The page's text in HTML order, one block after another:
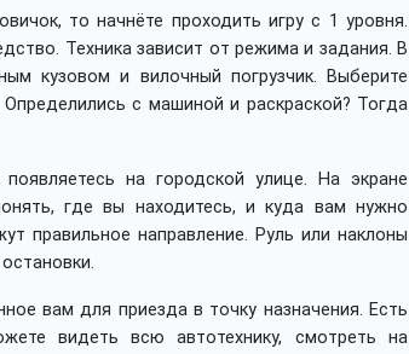
то начнёте проходить игру с 1 уровня.
Техника зависит от режима и задания. В
кузовом и вилочный погрузчик. Выберите
с машиной и раскраской? Тогда
на городской улице. На экране
где вы находитесь, и куда вам нужно
правильное направление. Руль или наклоны
вам для приезда в точку назначения. Есть
видеть всю автотехнику, смотреть на